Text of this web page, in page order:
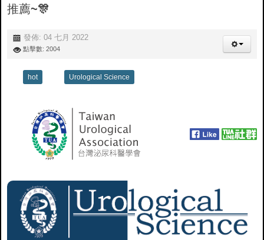
推薦~🎊
發佈: 04 七月 2022
點擊數: 2004
hot Urological Science